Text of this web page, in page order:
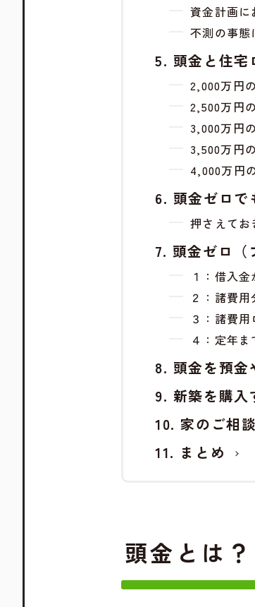
資金計画に
不測の事態
頭金と住宅
2,000万円
2,500万円
3,000万円
3,500万円
4,000万円
頭金ゼロで
押さえてお
頭金ゼロ（
１：借入
２：諸費
３：諸費
４：定年
頭金を預金
新築を購入
家のご相
まとめ
頭金とは ？